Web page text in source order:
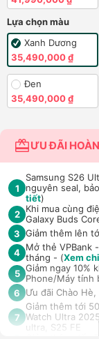
Lựa chọn màu
Xanh Dương
35,490,000 ₫
Đen
35,490,000 ₫
ƯU ĐÃI
1
Samsung S26
nguyên seal,
tiết)
2 Khi mua cùng
Galaxy Buds
3 Giảm thêm lên
4 Mở thẻ VPBank
tháng - (Xem
5 Giảm ngay 10%
Phone/Máy tính
6
Ưu đãi Chào
7
Giảm thêm tới
Watch Ultra
ultra, S25 FE